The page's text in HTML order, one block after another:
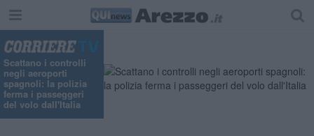
Scattano i controlli
negli aeroporti
spagnoli: la polizia
ferma i passeggeri
del volo dall'Italia